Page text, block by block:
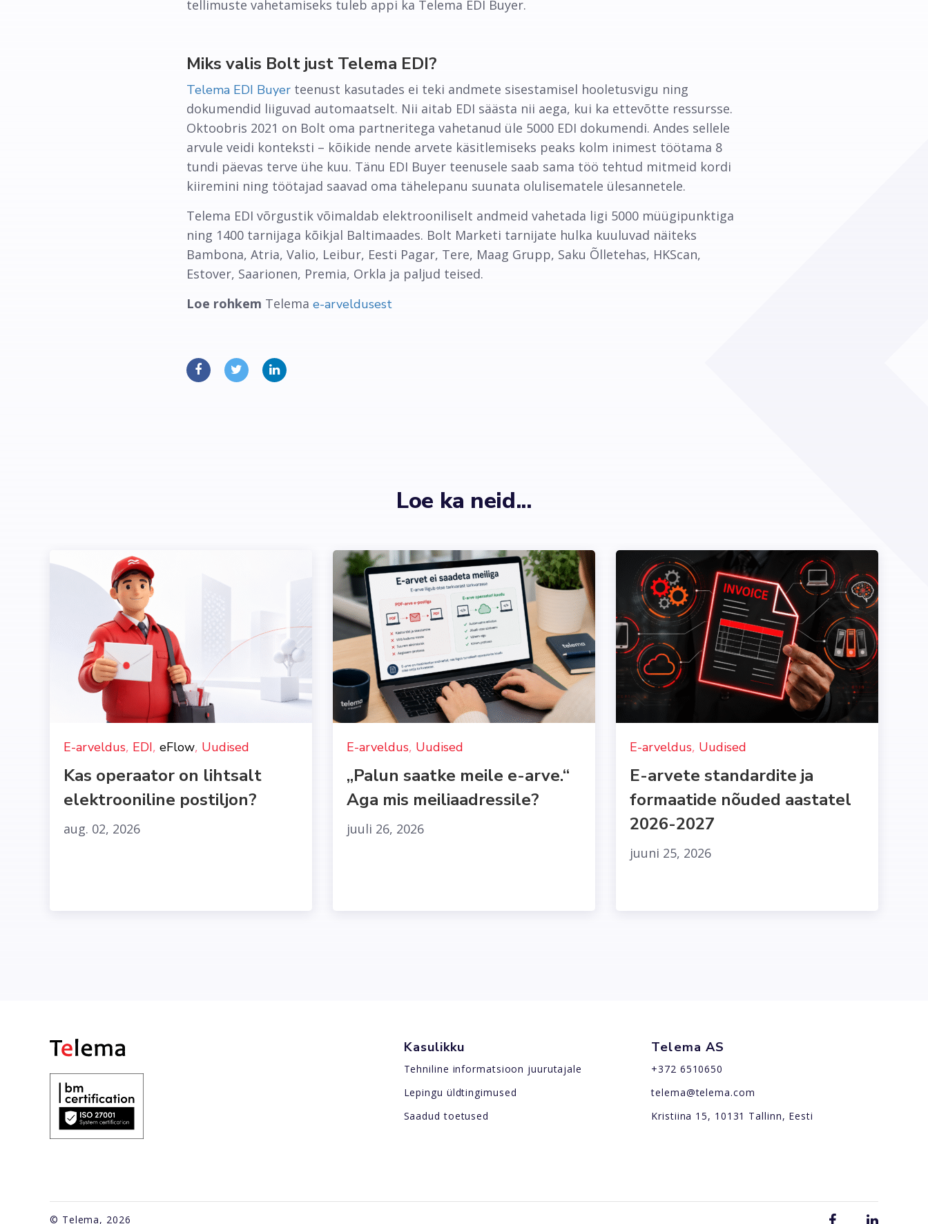
tellimuste vahetamiseks tuleb appi ka Telema EDI Buyer.
Miks valis Bolt just Telema EDI?
Telema EDI Buyerteenust kasutades ei teki andmete sisestamisel hooletusvigu ning
dokumendid liiguvad automaatselt. Nii aitab EDI säästa nii aega, kui ka ettevõtte ressursse.
Oktoobris 2021 on Bolt oma partneritega vahetanud üle 5000 EDI dokumendi. Andes sellele
arvule veidi konteksti – kõikide nende arvete käsitlemiseks peaks kolm inimest töötama 8
tundi päevas terve ühe kuu. Tänu EDI Buyer teenusele saab sama töö tehtud mitmeid kordi
kiiremini ning töötajad saavad oma tähelepanu suunata olulisematele ülesannetele.
Telema EDI võrgustik võimaldab elektrooniliselt andmeid vahetada ligi 5000 müügipunktiga
ning 1400 tarnijaga kõikjal Baltimaades. Bolt Marketi tarnijate hulka kuuluvad näiteks
Bambona, Atria, Valio, Leibur, Eesti Pagar, Tere, Maag Grupp, Saku Õlletehas, HKScan,
Estover, Saarionen, Premia, Orkla ja paljud teised.
Loe rohkem Telema e-arveldusest
Loe ka neid...
E-arveldus, EDI, eFlow, Uudised
Kas operaator on lihtsalt
elektrooniline postiljon?
aug. 02, 2026
E-arveldus, Uudised
„Palun saatke meile e-arve.“
Aga mis meiliaadressile?
juuli 26, 2026
E-arveldus, Uudised
E-arvete standardite ja
formaatide nõuded aastatel
2026-2027
juuni 25, 2026
Kasulikku
Tehniline informatsioon juurutajale
Lepingu üldtingimused
Saadud toetused
Telema AS
+372 6510650
telema@telema.com
Kristiina 15, 10131 Tallinn, Eesti
© Telema, 2026